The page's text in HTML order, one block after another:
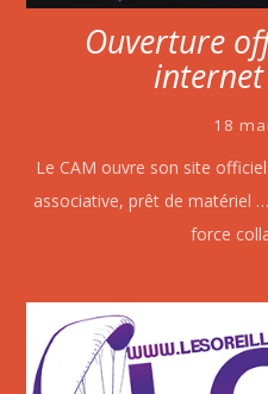
Ouverture
18
Le CAM ouvre son site
associative, prêt de matériel
force